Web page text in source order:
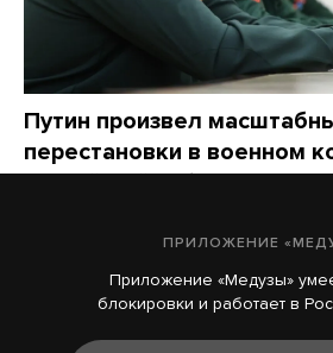
Путин произвел
перестановки в военном
Главой Войск
станет генерал Денис
Максимально коротко о новых
ПРИЛОЖЕНИЕ
Приложение «Медузы»
блокировки и работает в